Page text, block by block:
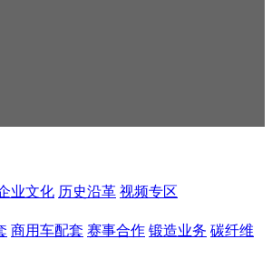
业文化 历史沿革 视频专区
商用车配套 赛事合作 锻造业务 碳纤维